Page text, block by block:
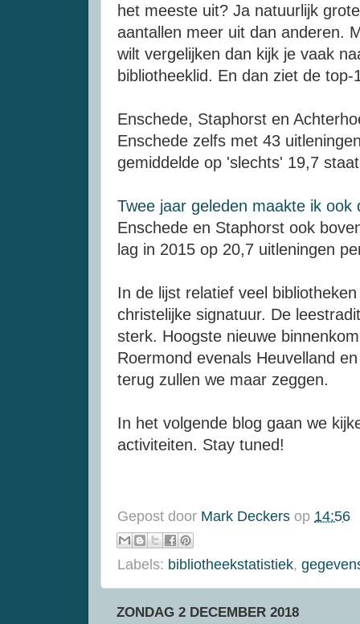
het meeste uit? Ja natuurlijk
aantallen meer uit dan anderen.
wilt vergelijken dan kijk je vaak
bibliotheeklid. En dan ziet de
Enschede, Staphorst en
Enschede zelfs met 43
gemiddelde op 'slechts' 19,7
Twee jaar geleden maakte ik ook
Enschede en Staphorst ook
lag in 2015 op 20,7 uitleningen
In de lijst relatief veel
christelijke signatuur. De
sterk. Hoogste nieuwe
Roermond evenals Heuvelland
terug zullen we maar zeggen.
In het volgende blog gaan we
activiteiten. Stay tuned!
Gepost door Mark Deckers op 14:56
Labels: bibliotheekstatistiek,
ZONDAG 2 DECEMBER 2018